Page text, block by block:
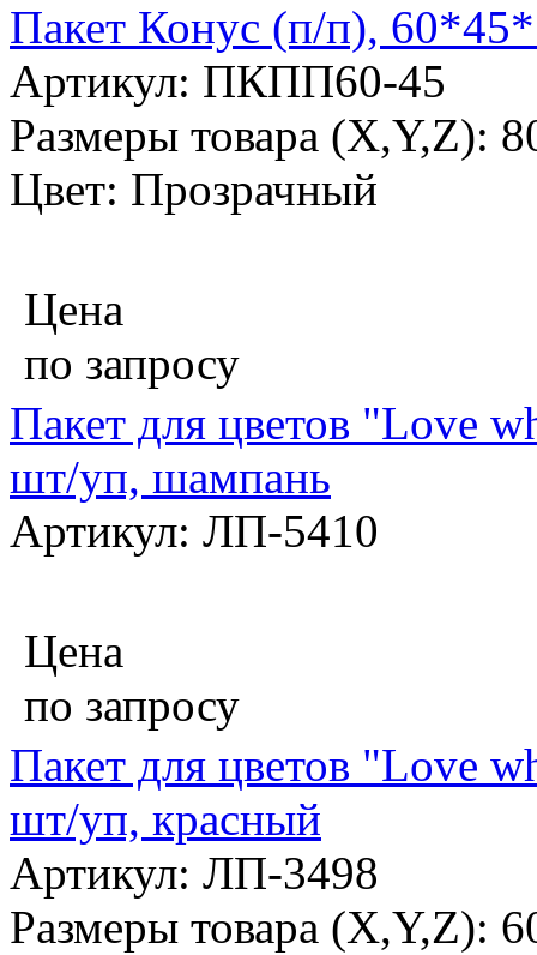
Пакет Конус (п/п),
Артикул: ПКПП60-45
Размеры товара (X,Y,Z):
Цвет: Прозрачный
Цена
по запросу
Пакет для цветов "Love
шт/уп, шампань
Артикул: ЛП-5410
Цена
по запросу
Пакет для цветов "Love
шт/уп, красный
Артикул: ЛП-3498
Размеры товара (X,Y,Z):